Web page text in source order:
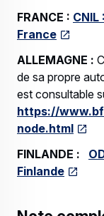
FRANCE :
France
ALLEMAGNE :
de sa propre
est consultable
https://
node.html
FINLANDE :
Finlande